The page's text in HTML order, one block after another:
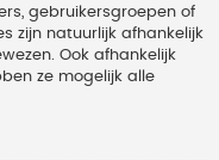
gebruikersgroepen of
zijn natuurlijk afhankelijk
Ook afhankelijk
ze mogelijk alle